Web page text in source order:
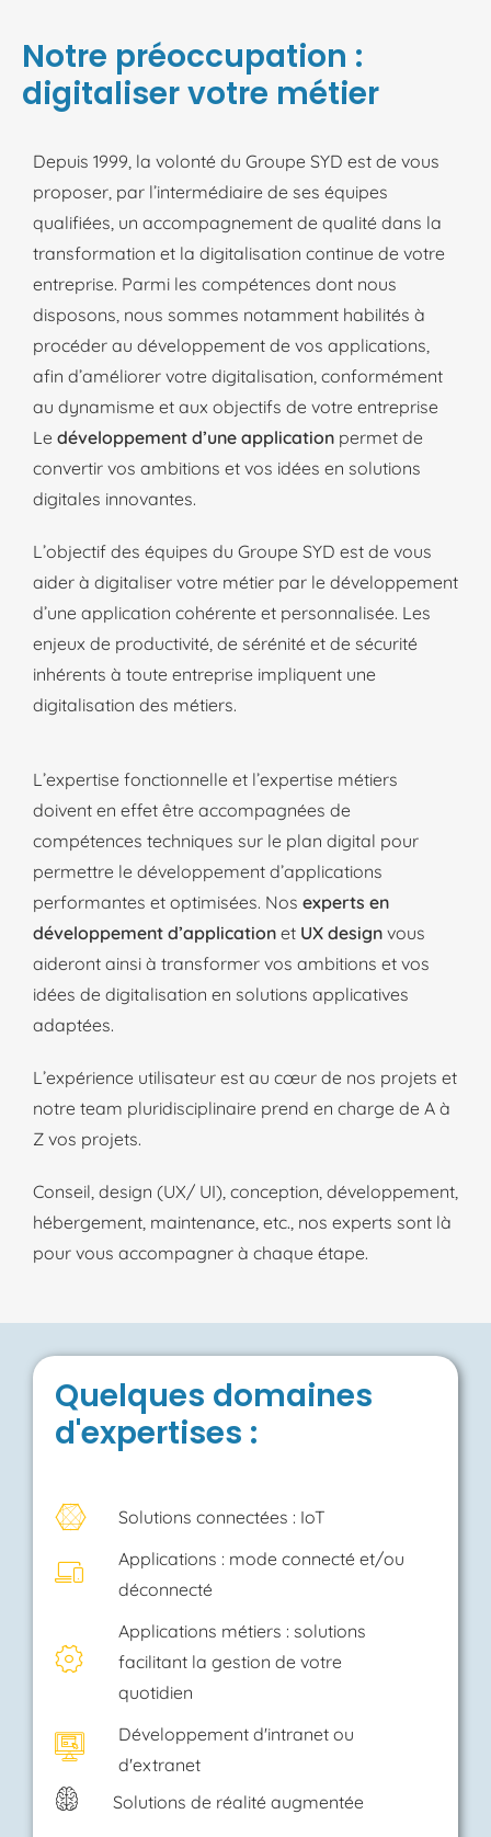
Notre préoccupation :
digitaliser votre métier
Depuis 1999, la volonté du Groupe SYD est de vous
proposer, par l’intermédiaire de ses équipes
qualifiées, un accompagnement de qualité dans la
transformation et la digitalisation continue de votre
entreprise. Parmi les compétences dont nous
disposons, nous sommes notamment habilités à
procéder au développement de vos applications,
afin d’améliorer votre digitalisation, conformément
au dynamisme et aux objectifs de votre entreprise
Le développement d’une application permet de
convertir vos ambitions et vos idées en solutions
digitales innovantes.
L’objectif des équipes du Groupe SYD est de vous
aider à digitaliser votre métier par le développement
d’une application cohérente et personnalisée. Les
enjeux de productivité, de sérénité et de sécurité
inhérents à toute entreprise impliquent une
digitalisation des métiers.
L’expertise fonctionnelle et l’expertise métiers
doivent en effet être accompagnées de
compétences techniques sur le plan digital pour
permettre le développement d’applications
performantes et optimisées. Nos experts en
développement d’application et UX design vous
aideront ainsi à transformer vos ambitions et vos
idées de digitalisation en solutions applicatives
adaptées.
L’expérience utilisateur est au cœur de nos projets et
notre team pluridisciplinaire prend en charge de A à
Z vos projets.
Conseil, design (UX/ UI), conception, développement,
hébergement, maintenance, etc., nos experts sont là
pour vous accompagner à chaque étape.
Quelques domaines
d'expertises :
Solutions connectées : IoT
Applications : mode connecté et/ou
déconnecté
Applications métiers : solutions
facilitant la gestion de votre
quotidien
Développement d'intranet ou
d'extranet
Solutions de réalité augmentée